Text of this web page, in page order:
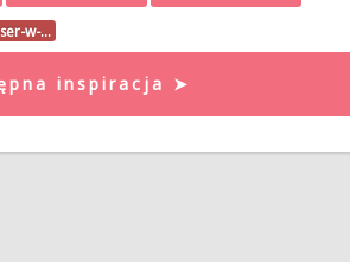
w-…
inspiracja ➤